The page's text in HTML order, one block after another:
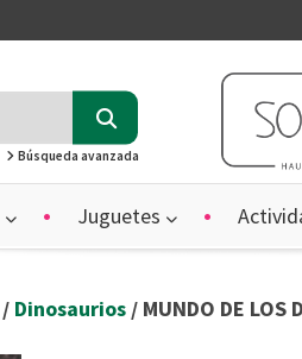
Búsqueda avanzada
Juguetes
/ Dinosaurios / MUNDO DE LOS